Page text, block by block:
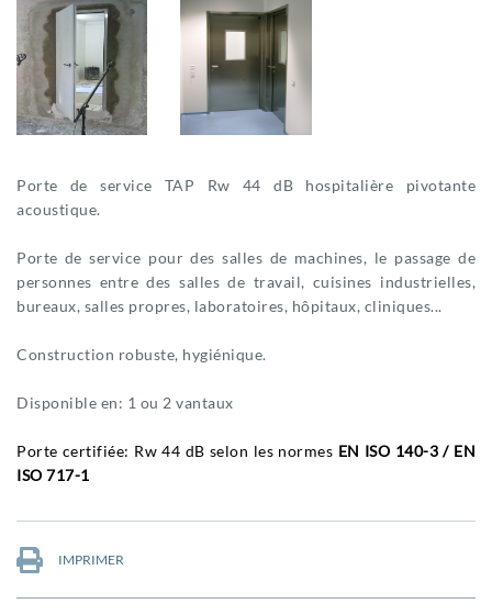
Porte de service TAP Rw 44 dB hospitalière pivotante
acoustique.
Porte de service pour des salles de machines, le passage de
personnes entre des salles de travail, cuisines industrielles,
bureaux, salles propres, laboratoires, hôpitaux, cliniques...
Construction robuste, hygiénique.
Disponible en: 1 ou 2 vantaux
Porte certifiée: Rw 44 dB selon les normes EN ISO 140-3 / EN
ISO 717-1
IMPRIMER